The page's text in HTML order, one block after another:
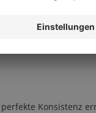
angenehm
Konsistenz